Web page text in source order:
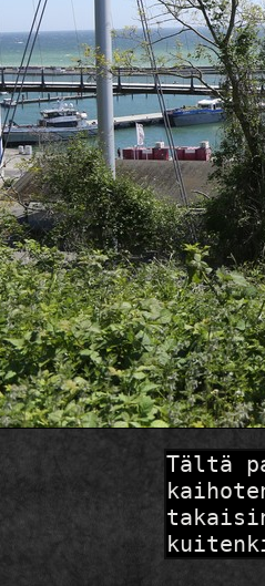
Tältä